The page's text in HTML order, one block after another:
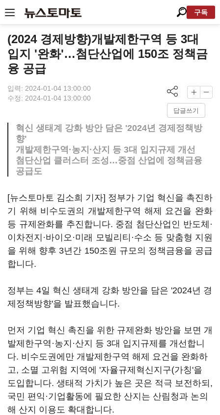
구독
(2024 경제방향)개발제한구역 등 3대
입지 '완화'…첨단산업에 150조 정책금
융 공급
입력: 2024-01-04 13:00:00
수정: 2024-01-04 13:00:00
답글쓰기
혁신 생태계 강화 방안 담은 '2024년 경제정책방
향'
개발제한구역·농지·산지 등 3대 입지규제 개선
첨단산업 클러스터 조성…중점 산업에 정책금융
공급도
[뉴스토마토 김소희 기자] 정부가 기업 혁신을 촉진하
기 위해 비수도권의 개발제한구역 해제 요건을 완화
등 규제완화를 추진합니다. 중점 첨단산업인 반도체·
이차전지·바이오·미래 모빌리티·수소 등 맞춤형 지원
을 위해 향후 3년간 150조원 규모의 정책금융을 공급
합니다.
정부는 4일 혁신 생태계 강화 방안을 담은 '2024년 경
제정책방향'을 발표했습니다.
먼저 기업 혁신 촉진을 위한 규제완화 방안을 보면 개
발제한구역·농지·산지 등 3대 입지규제를 개선합니
다. 비수도권에만 개발제한구역 해제 요건을 완화하
고, 소멸 고위험 지역에 '자율규제혁신지구(가칭'을
도입합니다. 생태적 가치가 높은 곳은 적극 보전하되,
국민 편익·기업활동에 필요한 산지는 산림청과 논의
해 산지 이용도 확대합니다.